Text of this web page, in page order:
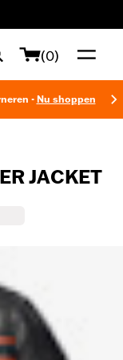
(0)
- Nu shoppen
JACKET